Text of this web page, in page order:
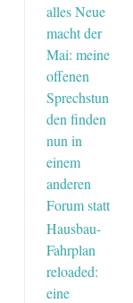
alles Neue
macht der
Mai: meine
offenen
Sprechstun
den finden
nun in
einem
anderen
Forum statt
Hausbau-
Fahrplan
reloaded:
eine